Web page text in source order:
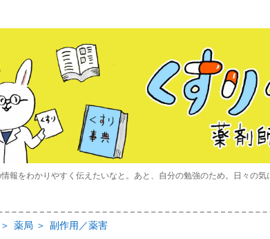
報をわかりやすく伝えたいなと。あと、自分の勉強のため。日々の気
＞ 薬局 ＞ 副作用／薬害